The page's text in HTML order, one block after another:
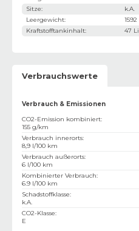
Sitze:
k.A.
Leergewicht:
Kraftstofftankinhalt: 47
Verbrauchswerte
Verbrauch & Emissionen
CO2-Emission kombiniert:
155 g/km
Verbrauch innerorts:
8,9 l/100 km
Verbrauch außerorts:
6 l/100 km
Kombinierter Verbrauch:
6.9 l/100 km
Schadstoffklasse:
k.A.
CO2-Klasse:
E